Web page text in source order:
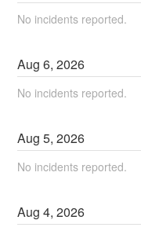
No incidents reported.
Aug6,2026
No incidents reported.
Aug5,2026
No incidents reported.
Aug4,2026